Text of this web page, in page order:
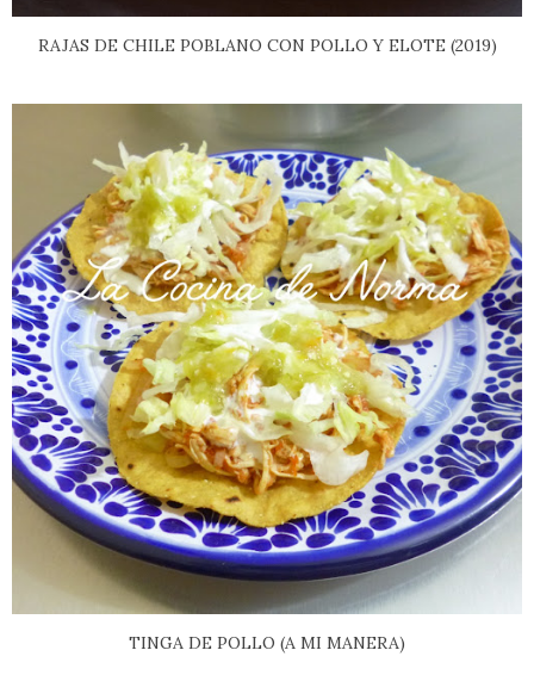
RAJAS DE CHILE POBLANO CON POLLO Y ELOTE (2019)
TINGA DE POLLO (A MI MANERA)